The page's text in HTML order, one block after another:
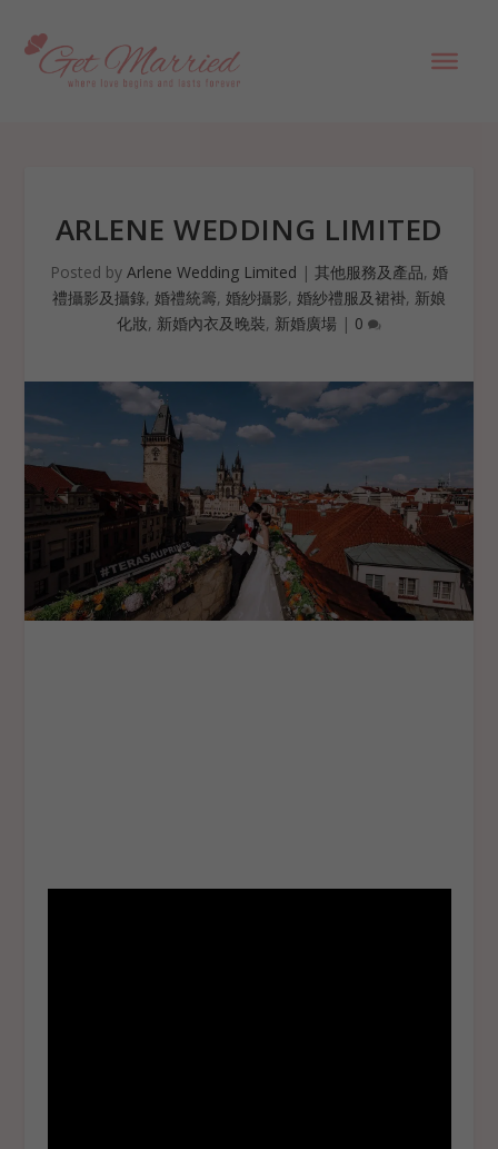
ARLENE WEDDING LIMITED
Posted by Arlene Wedding Limited | 其他服務及產品, 婚
禮攝影及攝錄, 婚禮統籌, 婚紗攝影, 婚紗禮服及裙褂, 新娘
化妝, 新婚內衣及晚裝, 新婚廣場 | 0